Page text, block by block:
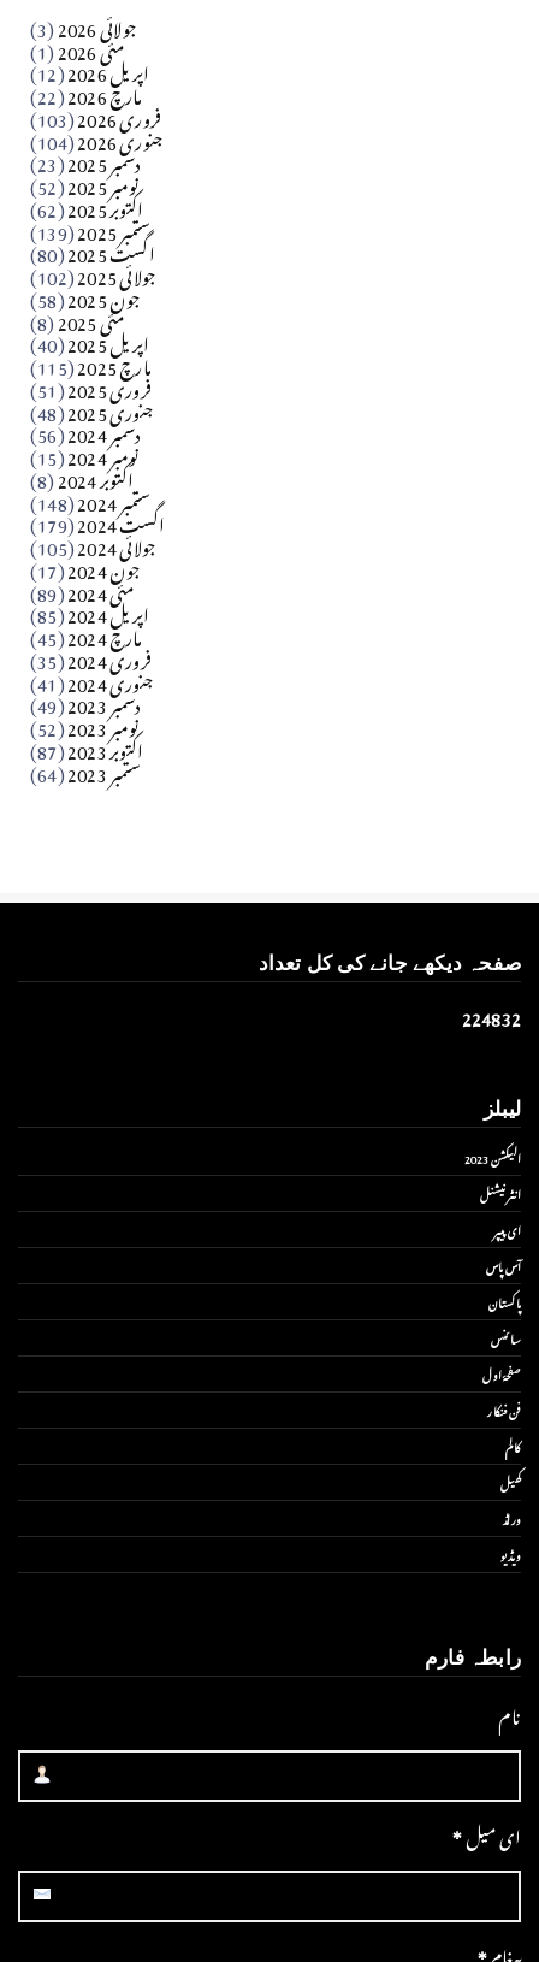
آزاد کشمیر جیسے احتجاج کی ضرورت ہے؟ از،،، ظہیرالدین
جولائی 2026 (3) مئی 2026 (1) اپریل 2026 (12) مارچ 2026 (22) فروری 2026 (103) جنوری 2026 (104) دسمبر 2025 (23) نومبر 2025 (52) اکتوبر 2025 (62) ستمبر 2025 (139) اگست 2025 (80) جولائی 2025 (102) جون 2025 (58) مئی 2025 (8) اپریل 2025 (40) مارچ 2025 (115) فروری 2025 (51) جنوری 2025 (48) دسمبر 2024 (56) نومبر 2024 (15) اکتوبر 2024 (8) ستمبر 2024 (148) اگست 2024 (179) جولائی 2024 (105) جون 2024 (17) مئی 2024 (89) اپریل 2024 (85) مارچ 2024 (45) فروری 2024 (35) جنوری 2024 (41) دسمبر 2023 (49) نومبر 2023 (52) اکتوبر 2023 (87) ستمبر 2023 (64)
صفحہ دیکھے جانے کی کل تعداد
224832
لیبلز
الیکشن 2023
انٹر نیشنل
ای پیپر
آس پاس
پاکستان
سائنس
صفحۂ اول
فن فنکار
کالم
کھیل
ورلڈ
ویڈیو
رابطہ فارم
نام
ای میل*